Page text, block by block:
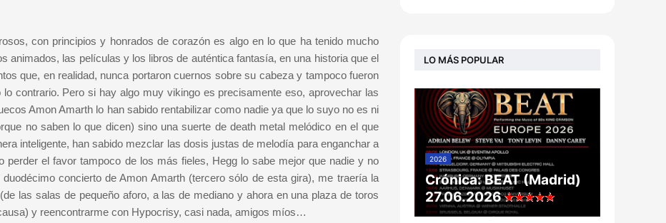
con principios y honrados de corazón es algo en lo que ha tenido mucho
animados, las películas y los libros de auténtica fantasía, en una historia que el
que, en realidad, nunca portaron cuernos sobre su cabeza y tampoco fueron
contrario. Pero si hay algo muy vikingo es precisamente eso, aprovechar las
Amon Amarth lo han sabido rentabilizar como nadie ya que lo suyo no es ni
no saben lo que dicen) sino una suerte de death metal melódico en el que
inteligente, han sabido mezclar las dosis justas de melodía para enganchar a
perder el favor tampoco de los más fieles, Hegg lo sabe mejor que nadie y no
concierto de Amon Amarth (tercero sólo de esta gira), me traería la
las salas de pequeño aforo, a las de mediano y ahora en una plaza de toros
y reencontrarme con Hypocrisy, casi nada, amigos míos…
LO MÁS POPULAR
2026
Crónica: BEAT (Madrid)
27.06.2026